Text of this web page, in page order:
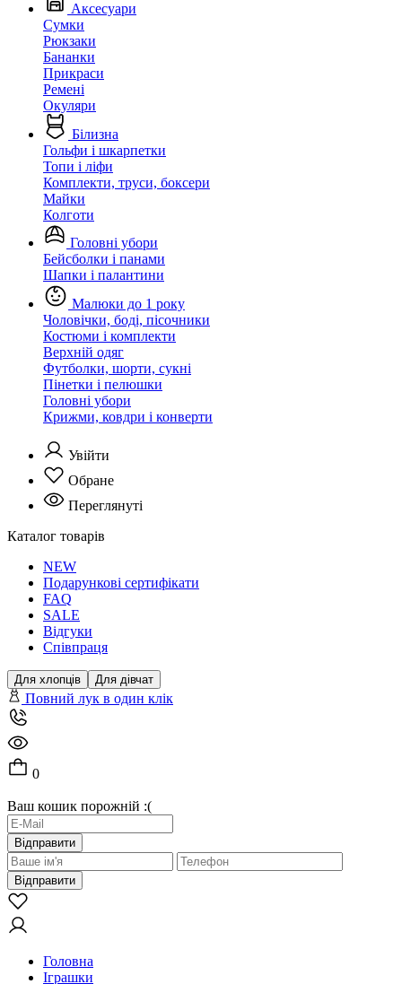
Аксесуари
Сумки
Рюкзаки
Бананки
Прикраси
Ремені
Окуляри
Білизна
Гольфи і шкарпетки
Топи і ліфи
Комплекти, труси, боксери
Майки
Колготи
Головні убори
Бейсболки і панами
Шапки і палантини
Малюки до 1 року
Чоловічки, боді, пісочники
Костюми і комплекти
Верхній одяг
Футболки, шорти, сукні
Пінетки і пелюшки
Головні убори
Крижми, ковдри і конверти
Увійти
Обране
Переглянуті
Каталог товарів
NEW
Подарункові сертифікати
FAQ
SALE
Відгуки
Співпраця
Для хлопців Для дівчат
Повний лук в один клік
0
Ваш кошик порожній :(
Відправити
Відправити
Головна
Іграшки